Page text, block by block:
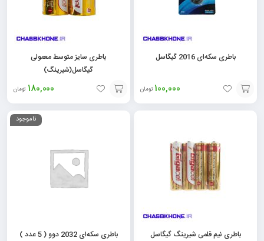
باطری سکه‌ای 2016 گیگاسل
100,000 تومان
افزودن
باطری سایز متوسط معمولی
گیگاسل(شیرینگ)
180,000 تومان
افزودن
باطری نیم قلمی شیرینگ گیگاسل
ناموجود
باطری سکه‌ای 2032 دوو ( 5 عدد )